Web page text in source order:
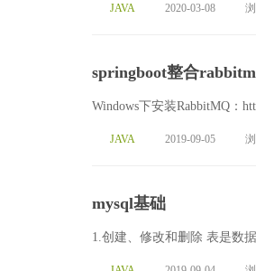
JAVA 2020-03-08
springboot整合
Windows下安装RabbitMQ：
JAVA 2019-09-05
mysql基础
1.创建、修改和删除 表是数